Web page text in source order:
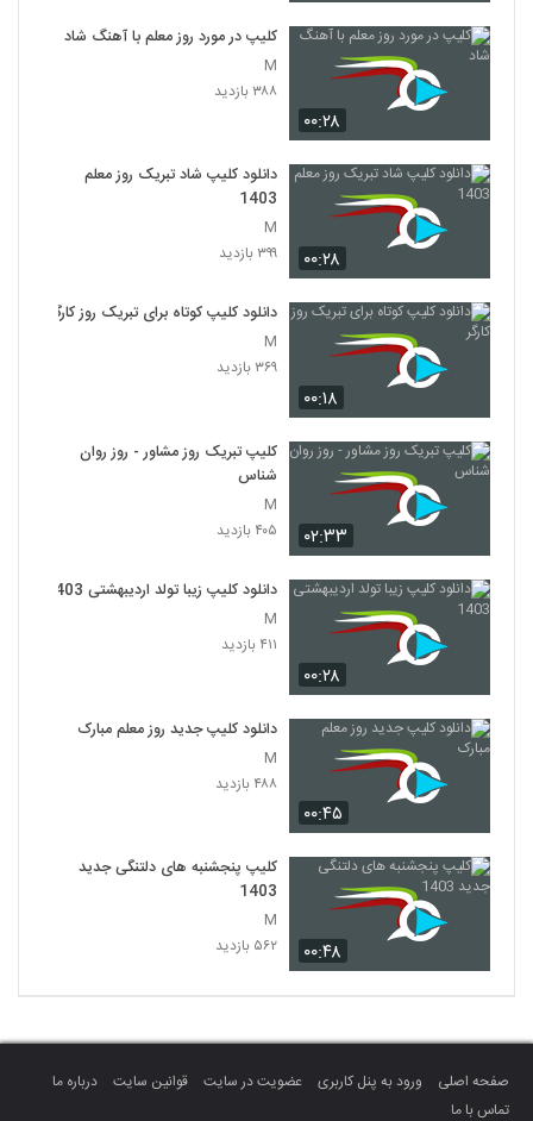
۰۰:۲۸
کلیپ در مورد روز معلم با آهنگ شاد
M
۳۸۸ بازدید
۰۰:۲۸
دانلود کلیپ شاد تبریک روز معلم
1403
M
۳۹۹ بازدید
۰۰:۱۸
دانلود کلیپ کوتاه برای تبریک روز کارگر
M
۳۶۹ بازدید
۰۲:۳۳
کلیپ تبریک روز مشاور - روز روان
شناس
M
۴۰۵ بازدید
۰۰:۲۸
دانلود کلیپ زیبا تولد اردیبهشتی 1403
M
۴۱۱ بازدید
۰۰:۴۵
دانلود کلیپ جدید روز معلم مبارک
M
۴۸۸ بازدید
۰۰:۴۸
کلیپ پنجشنبه های دلتنگی جدید
1403
M
۵۶۲ بازدید
صفحه اصلی ورود به پنل کاربری عضویت در سایت قوانین سایت
درباره ما
تماس با ما